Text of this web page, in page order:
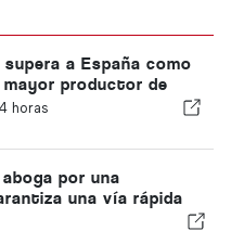
a España como
mayor productor de
Europa
horas
por una
una vía rápida